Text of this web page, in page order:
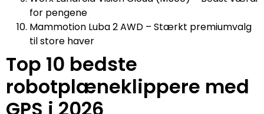
for pengene
Mammotion Luba 2 AWD – Stærkt premiumvalg
til store haver
Top 10 bedste
robotplæneklippere med